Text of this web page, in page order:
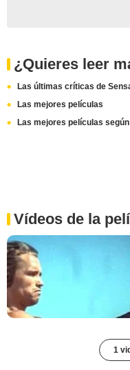
¿Quieres leer
Las últimas críticas de
Las mejores películas
Las mejores películas
Vídeos de la
1